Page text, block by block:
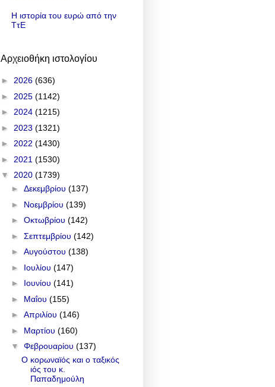
Η ιστορία του ευρώ από την
ΤτΕ
Αρχειοθήκη ιστολογίου
► 2026 (636)
► 2025 (1142)
► 2024 (1215)
► 2023 (1321)
► 2022 (1430)
► 2021 (1530)
▼ 2020 (1739)
► Δεκεμβρίου (137)
► Νοεμβρίου (139)
► Οκτωβρίου (142)
► Σεπτεμβρίου (142)
► Αυγούστου (138)
► Ιουλίου (147)
► Ιουνίου (141)
► Μαΐου (155)
► Απριλίου (146)
► Μαρτίου (160)
▼ Φεβρουαρίου (137)
Ο κορωναϊός και ο ταξικός
ιός του κ.
Παπαδημούλη